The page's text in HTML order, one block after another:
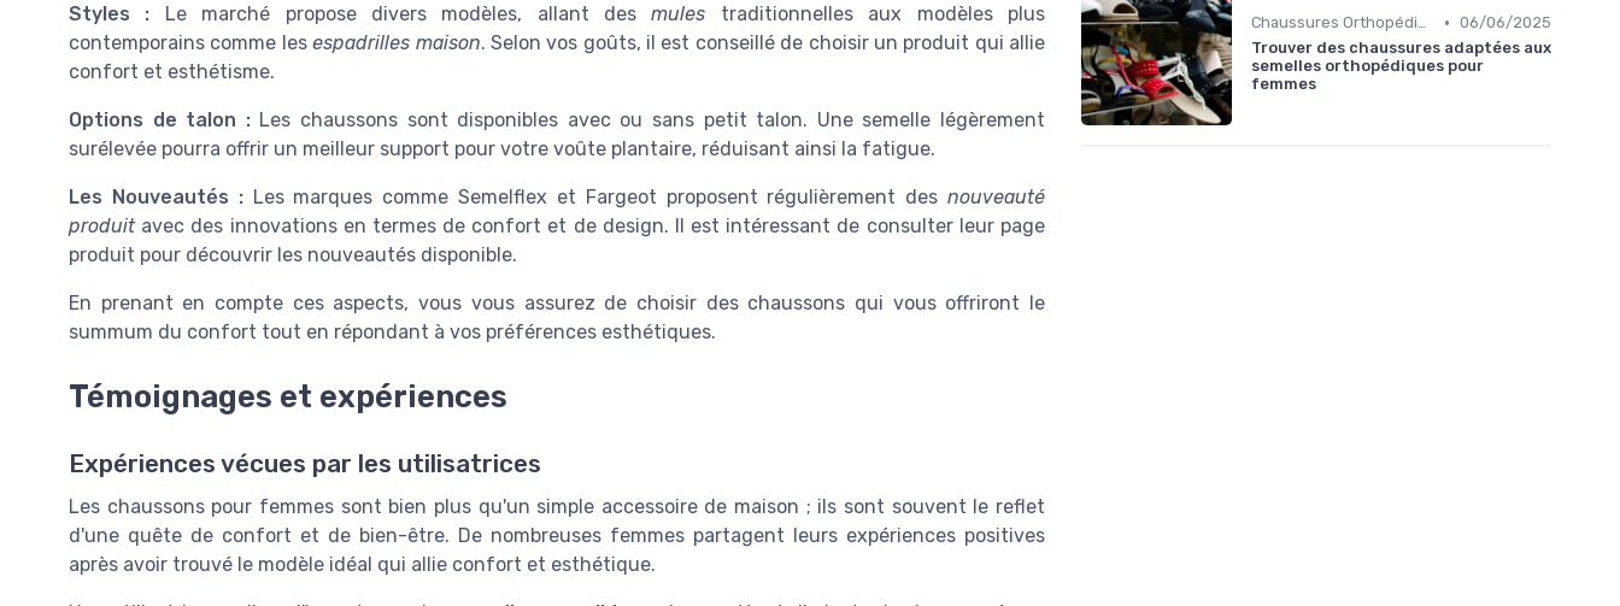
Styles : Le marché propose divers modèles, allant desmules traditionnelles aux modèles plus
contemporains comme lesespadrilles maison. Selon vos goûts, il est conseillé de choisir un produit qui allie
confort et esthétisme.
Options de talon :Les chaussons sont disponibles avec ou sans petit talon. Une semelle légèrement
surélevée pourra offrir un meilleur support pour votre voûte plantaire, réduisant ainsi la fatigue.
Les Nouveautés :Les marques comme Semelflex et Fargeot proposent régulièrement desnouveauté
produitavec des innovations en termes de confort et de design. Il est intéressant de consulter leur page
produit pour découvrir les nouveautés disponible.
En prenant en compte ces aspects, vous vous assurez de choisir des chaussons qui vous offriront le
summum du confort tout en répondant à vos préférences esthétiques.
Témoignages et expériences
Expériences vécues par les utilisatrices
Les chaussons pour femmes sont bien plus qu'un simple accessoire de maison ; ils sont souvent le reflet
d'une quête de confort et de bien-être. De nombreuses femmes partagent leurs expériences positives
après avoir trouvé le modèle idéal qui allie confort et esthétique.
Chaussures Orthopédiques • 06/06/2025
Trouver des chaussures adaptées aux
semelles orthopédiques pour
femmes